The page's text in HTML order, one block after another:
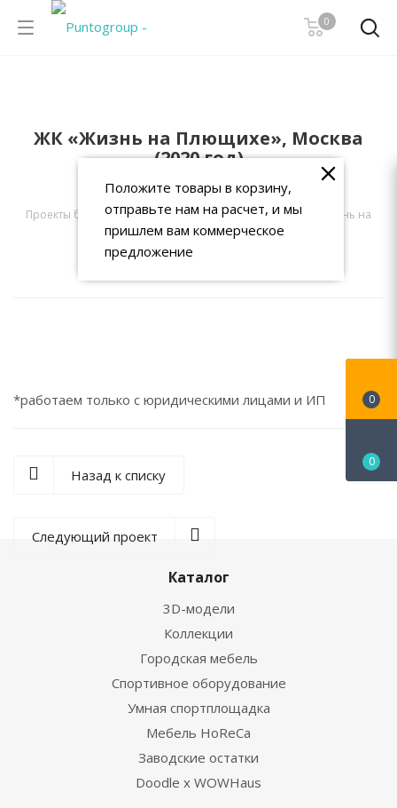
0
ЖК «Жизнь на Плющихе», Москва
(2020 год)
PuntoGroup - Проекты -
Проекты благоустройства дворовой территории - ЖК «Жизнь на
Плющихе», Москва (2020 год)
*работаем только с юридическими лицами и ИП
Назад к списку
Следующий проект
Каталог
3D-модели
Коллекции
Городская мебель
Спортивное оборудование
Умная спортплощадка
Мебель HoReCa
Заводские остатки
Doodle x WOWHaus
0
0
Положите товары в корзину,
отправьте нам на расчет, и мы
пришлем вам коммерческое
предложение